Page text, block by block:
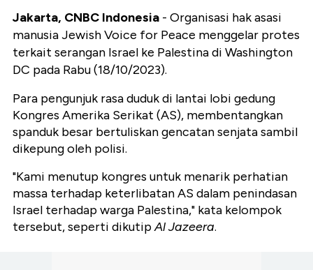
Jakarta, CNBC Indonesia - Organisasi hak asasi
manusia Jewish Voice for Peace menggelar protes
terkait serangan Israel ke Palestina di Washington
DC pada Rabu (18/10/2023).
Para pengunjuk rasa duduk di lantai lobi gedung
Kongres Amerika Serikat (AS), membentangkan
spanduk besar bertuliskan gencatan senjata sambil
dikepung oleh polisi.
"Kami menutup kongres untuk menarik perhatian
massa terhadap keterlibatan AS dalam penindasan
Israel terhadap warga Palestina," kata kelompok
tersebut, seperti dikutipAl Jazeera.